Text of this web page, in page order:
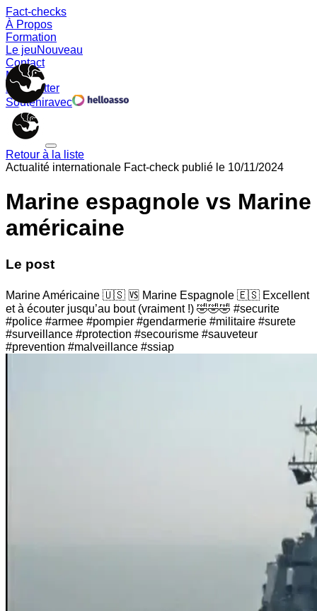
Fact-checks
À Propos
Formation
Le jeuNouveau
Contact
Memes
Newsletter
Souteniravec
Retour à la liste
Actualité internationale Fact-check publié le 10/11/2024
Marine espagnole vs Marine
américaine
Le post
Marine Américaine 🇺🇸 🆚 Marine Espagnole 🇪🇸 Excellent
et à écouter jusqu’au bout (vraiment !) 🤣🤣🤣 #securite
#police #armee #pompier #gendarmerie #militaire #surete
#surveillance #protection #secourisme #sauveteur
#prevention #malveillance #ssiap